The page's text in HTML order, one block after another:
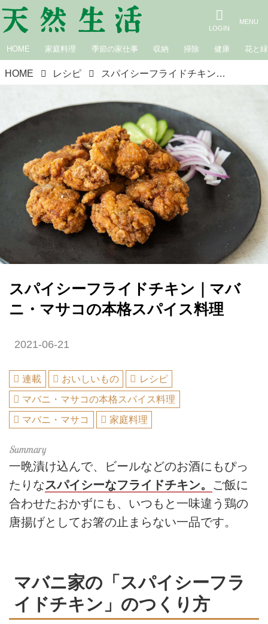
HOME 家庭料理 季節の家仕事 収納 掃除 健康 花と緑
HOME レシピ スパイシーフライドチキン｜マバニ・マサコの本格スパイス料理
スパイシーフライドチキン｜マバ
ニ・マサコの本格スパイス料理
2021-06-21
連載 おいしいもの
レシピ
マバニ・マサコの本格スパイス料理
マバニ・マサコ
家庭料理
一晩漬け込んで、ビールなどのお酒にもぴっ
たりなスパイシーなフライドチキン。 ご飯に
合わせたおかずにも、いつもと一味違う鶏の
唐揚げとしてお箸の止まらない一品です。
マバニ家の「スパイシーフラ
イドチキン」のつくり方